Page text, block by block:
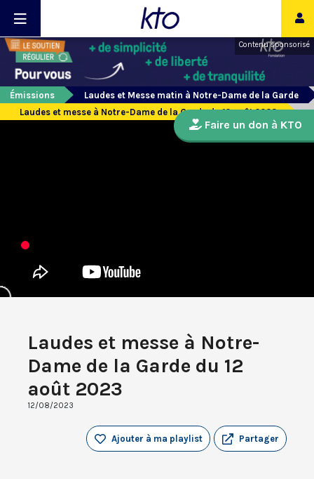
Contenu sponsorisé
Émissions
Laudes et Messe matin à Notre-Dame de la Garde
Laudes et messe à Notre-Dame de la Garde du 12 août 2023
Laudes et messe à Notre-
Dame de la Garde du 12
août 2023
12/08/2023
Partager
Ajouter à ma playlist
Faire un don à KTO